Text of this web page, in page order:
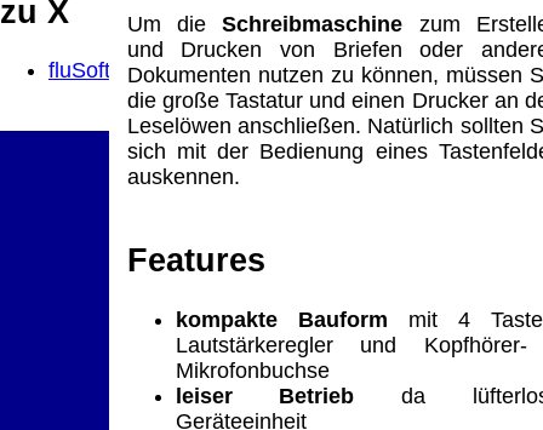
zu X
fluSoft
Um dieSchreibmaschine zum
und Drucken von Briefen oder
Dokumenten nutzen zu können, müssen
die große Tastatur und einen Drucker an
Leselöwen anschließen. Natürlich sollten
sich mit der Bedienung eines
auskennen.
Features
kompakte Bauform mit 4
Lautstärkeregler und
Mikrofonbuchse
leiser Betrieb da
Geräteeinheit